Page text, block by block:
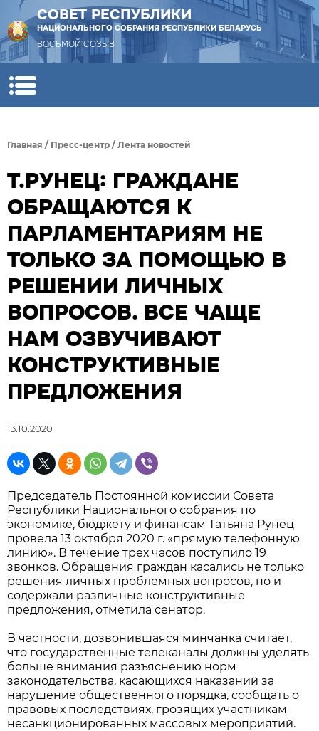
СОВЕТ РЕСПУБЛИКИ
НАЦИОНАЛЬНОГО СОБРАНИЯ РЕСПУБЛИКИ БЕЛАРУСЬ
ВОСЬМОЙ СОЗЫВ
Главная / Пресс-центр / Лента новостей
Т.РУНЕЦ: ГРАЖДАНЕ
ОБРАЩАЮТСЯ К
ПАРЛАМЕНТАРИЯМ НЕ
ТОЛЬКО ЗА ПОМОЩЬЮ В
РЕШЕНИИ ЛИЧНЫХ
ВОПРОСОВ. ВСЕ ЧАЩЕ
НАМ ОЗВУЧИВАЮТ
КОНСТРУКТИВНЫЕ
ПРЕДЛОЖЕНИЯ
13.10.2020
Председатель Постоянной комиссии Совета
Республики Национального собрания по
экономике, бюджету и финансам Татьяна Рунец
провела 13 октября 2020 г. «прямую телефонную
линию». В течение трех часов поступило 19
звонков. Обращения граждан касались не только
решения личных проблемных вопросов, но и
содержали различные конструктивные
предложения, отметила сенатор.
В частности, дозвонившаяся минчанка считает,
что государственные телеканалы должны уделять
больше внимания разъяснению норм
законодательства, касающихся наказаний за
нарушение общественного порядка, сообщать о
правовых последствиях, грозящих участникам
несанкционированных массовых мероприятий.